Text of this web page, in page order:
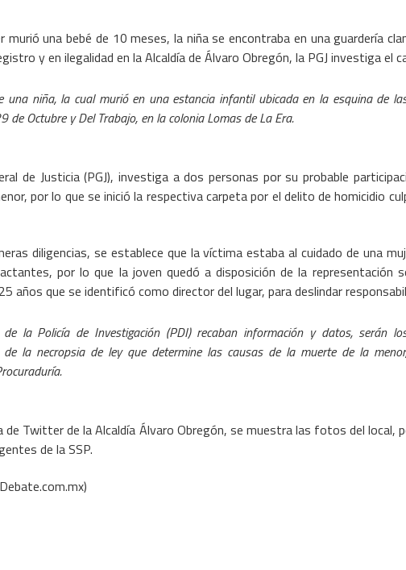
murió una bebé de 10 meses, la niña se encontraba en una guardería
y en ilegalidad en la Alcaldía de Álvaro Obregón, la PGJ investiga el
una niña, la cual murió en una estancia infantil ubicada en la esquina de
de Octubre y Del Trabajo, en la colonia Lomas de La Era.
de Justicia (PGJ), investiga a dos personas por su probable
por lo que se inició la respectiva carpeta por el delito de homicidio
diligencias, se establece que la víctima estaba al cuidado de una
por lo que la joven quedó a disposición de la representación
años que se identificó como director del lugar, para deslindar
de la Policía de Investigación (PDI) recaban información y datos, serán
de la necropsia de ley que determine las causas de la muerte de la
de Twitter de la Alcaldía Álvaro Obregón, se muestra las fotos del local,
de la SSP.